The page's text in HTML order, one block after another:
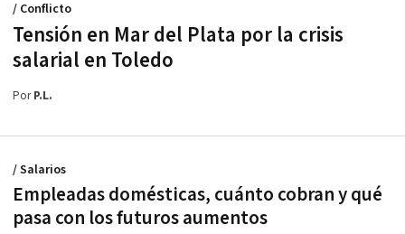
Tensión en Mar del Plata por la crisis
salarial en Toledo
/ Conflicto
PorP.L.
Empleadas domésticas, cuánto cobran y qué
pasa con los futuros aumentos
/ Salarios